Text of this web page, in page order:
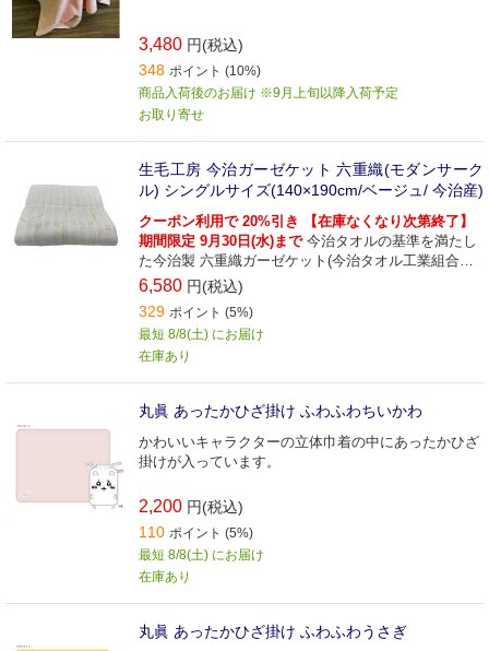
3,480 円(税込)
348 ポイント (10%)
商品入荷後のお届け ※9月上旬以降入荷予定
お取り寄せ
生毛工房 今治ガーゼケット 六重織(モダンサーク
ル) シングルサイズ(140×190cm/ベージュ/ 今治産)
クーポン利用で 20%引き 【在庫なくなり次第終了】
期間限定 9月30日(水)まで今治タオルの基準を満たし
た今治製 六重織ガーゼケット(今治タオル工業組合認
定商品)
6,580 円(税込)
329 ポイント (5%)
最短 8/8(土) にお届け
在庫あり
丸眞 あったかひざ掛け ふわふわちいかわ
かわいいキャラクターの立体巾着の中にあったかひざ
掛けが入っています。
2,200 円(税込)
110 ポイント (5%)
最短 8/8(土) にお届け
在庫あり
丸眞 あったかひざ掛け ふわふわうさぎ